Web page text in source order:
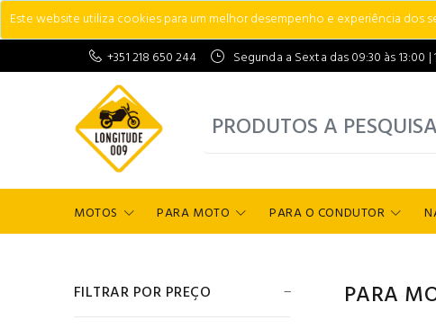
Este website utiliza cookies para um melhor desempenho e experiência dos
+351 218 650 244
Segunda a Sexta das 09:30 às 13:00 |
MOTOS PARA MOTO PARA O CONDUTOR
FILTRAR POR PREÇO PARA